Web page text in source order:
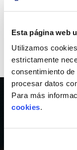
Esta página web
Utilizamos
estrictamente
consentimiento
procesar datos
Para más
cookies.